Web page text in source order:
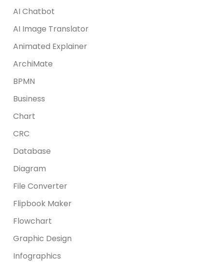
AI Chatbot
AI Image Translator
Animated Explainer
ArchiMate
BPMN
Business
Chart
CRC
Database
Diagram
File Converter
Flipbook Maker
Flowchart
Graphic Design
Infographics